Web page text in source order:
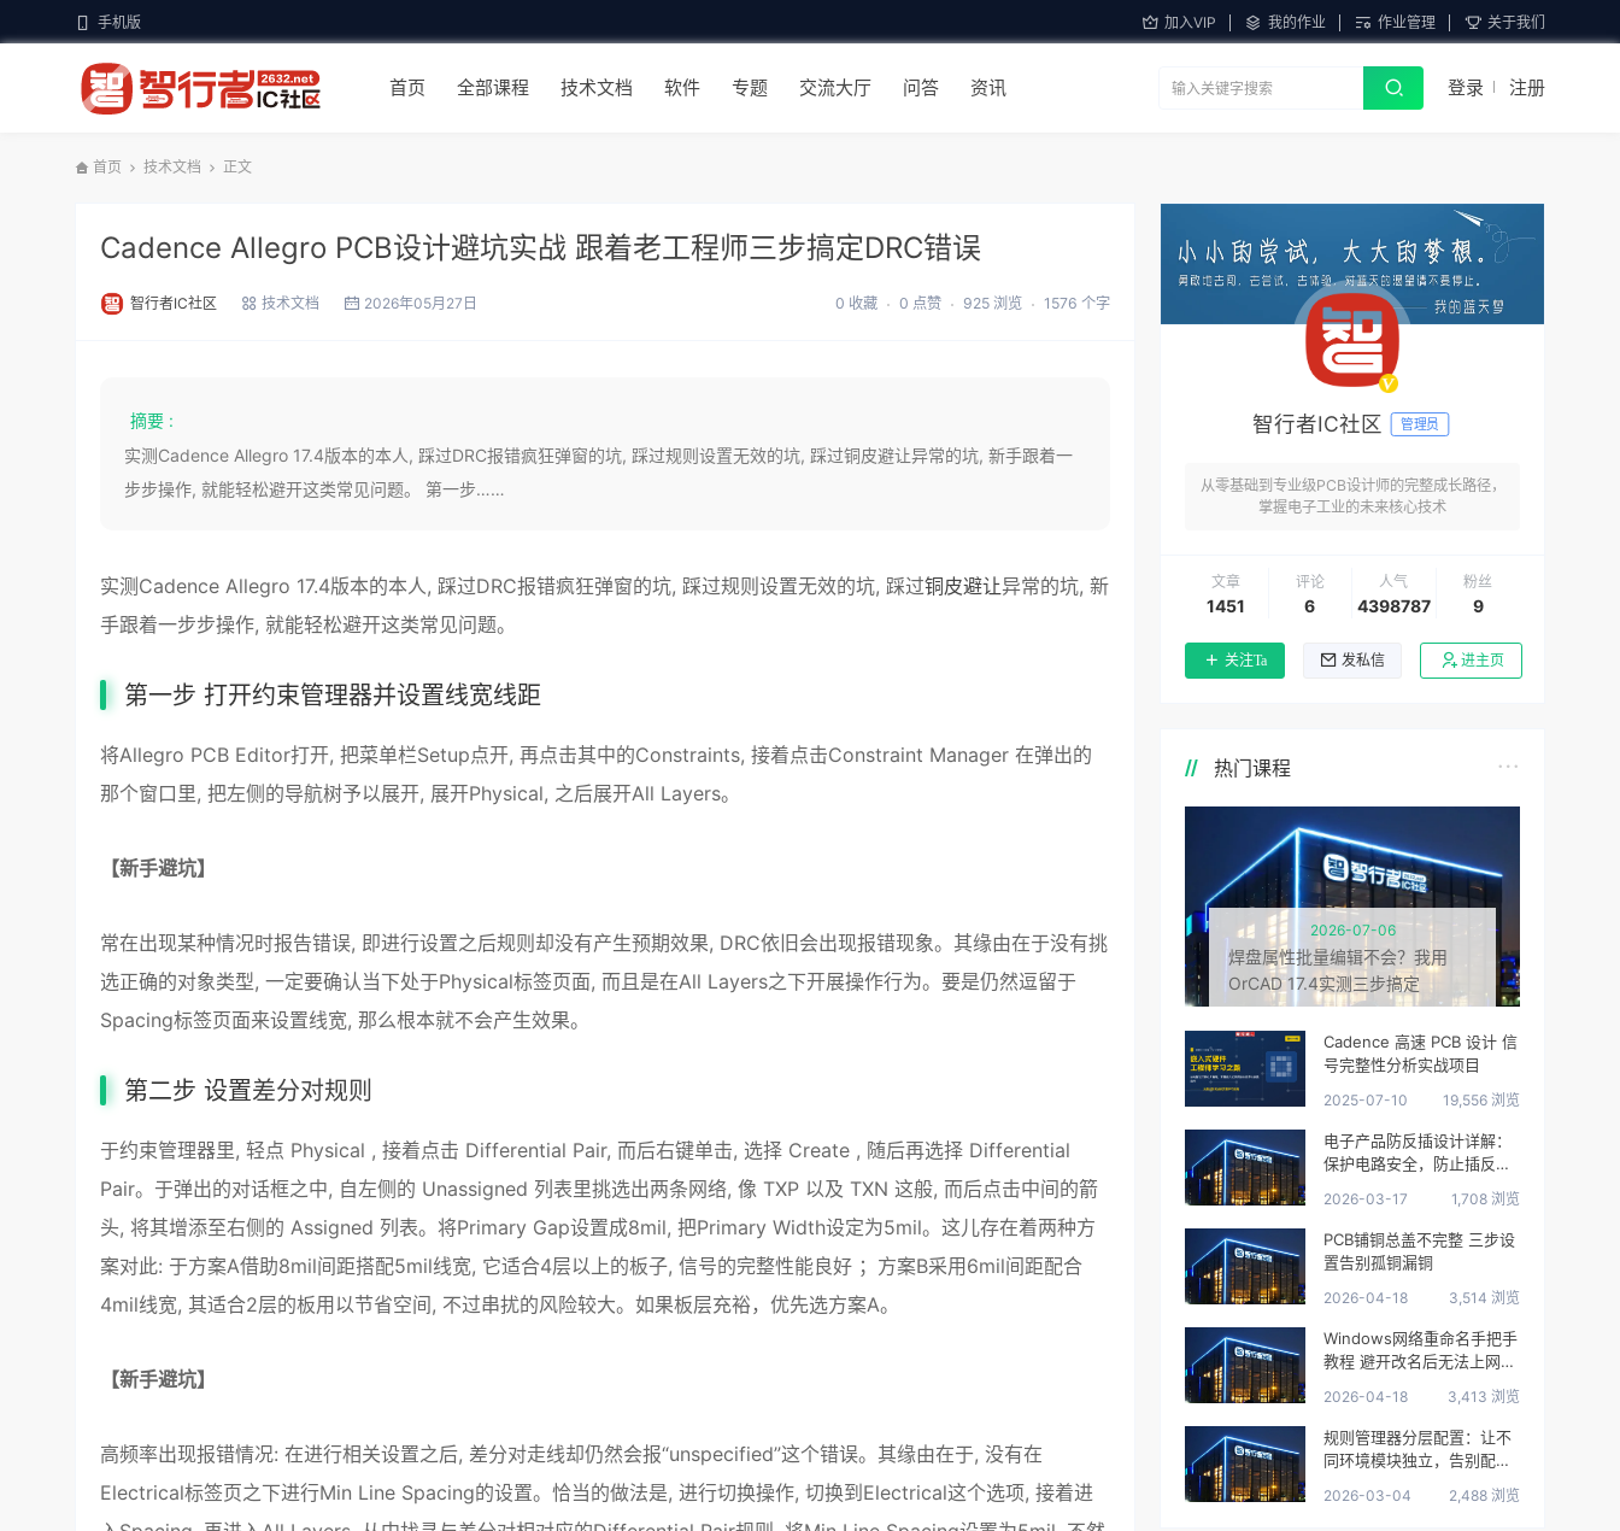
手机版 加入VIP 我的作业 作业管理 关于我们
首页 全部课程 技术文档 软件 专题 交流大厅 问答 资讯 登录 注册
首页 技术文档 正文
Cadence Allegro PCB设计避坑实战 跟着老工程师三步搞定DRC错误
智行者IC社区 技术文档 2026年05月27日 0 收藏 0 点赞 925 浏览 1576 个字
摘要 :
实测Cadence Allegro 17.4版本的本人, 踩过DRC报错疯狂弹窗的坑, 踩过规则设置无效的坑, 踩过铜皮避让异常的坑, 新手跟着一
步步操作, 就能轻松避开这类常见问题。 第一步……
实测Cadence Allegro 17.4版本的本人, 踩过DRC报错疯狂弹窗的坑, 踩过规则设置无效的坑, 踩过铜皮避让异常的坑, 新
手跟着一步步操作, 就能轻松避开这类常见问题。
第一步 打开约束管理器并设置线宽线距
将Allegro PCB Editor打开, 把菜单栏Setup点开, 再点击其中的Constraints, 接着点击Constraint Manager 在弹出的
那个窗口里, 把左侧的导航树予以展开, 展开Physical, 之后展开All Layers。
【新手避坑】
常在出现某种情况时报告错误, 即进行设置之后规则却没有产生预期效果, DRC依旧会出现报错现象。其缘由在于没有挑
选正确的对象类型, 一定要确认当下处于Physical标签页面, 而且是在All Layers之下开展操作行为。要是仍然逗留于
Spacing标签页面来设置线宽, 那么根本就不会产生效果。
第二步 设置差分对规则
于约束管理器里, 轻点 Physical , 接着点击 Differential Pair, 而后右键单击, 选择 Create , 随后再选择 Differential
Pair。于弹出的对话框之中, 自左侧的 Unassigned 列表里挑选出两条网络, 像 TXP 以及 TXN 这般, 而后点击中间的箭
头, 将其增添至右侧的 Assigned 列表。将Primary Gap设置成8mil, 把Primary Width设定为5mil。这儿存在着两种方
案对此: 于方案A借助8mil间距搭配5mil线宽, 它适合4层以上的板子, 信号的完整性能良好 ；方案B采用6mil间距配合
4mil线宽, 其适合2层的板用以节省空间, 不过串扰的风险较大。如果板层充裕，优先选方案A。
【新手避坑】
高频率出现报错情况: 在进行相关设置之后, 差分对走线却仍然会报“unspecified”这个错误。其缘由在于, 没有在
Electrical标签页之下进行Min Line Spacing的设置。恰当的做法是, 进行切换操作, 切换到Electrical这个选项, 接着进
智行者IC社区 管理员
从零基础到专业级PCB设计师的完整成长路径，
掌握电子工业的未来核心技术
文章
1451
评论
6
人气
4398787
粉丝
9
关注Ta 发私信 进主页
热门课程
2026-07-06
焊盘属性批量编辑不会？我用
OrCAD 17.4实测三步搞定
Cadence 高速 PCB 设计 信
号完整性分析实战项目
2025-07-10 19,556 浏览
电子产品防反插设计详解：
保护电路安全，防止插反烧
2026-03-17 1,708 浏览
PCB铺铜总盖不完整 三步设
置告别孤铜漏铜
2026-04-18 3,514 浏览
Windows网络重命名手把手
教程 避开改名后无法上网的
2026-04-18 3,413 浏览
规则管理器分层配置：让不
同环境模块独立，告别配置
2026-03-04 2,488 浏览